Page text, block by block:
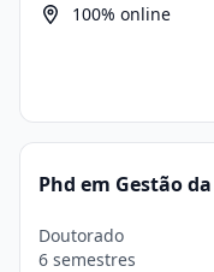
100% online
Phd em Gestão
Doutorado
6 semestres